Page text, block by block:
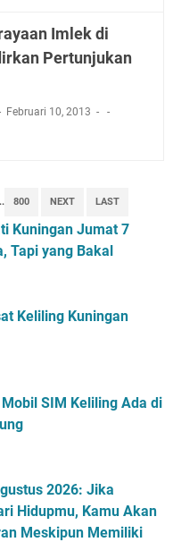
Kepuh Kuningan Kamis 6
Naik, Telur Turun
Kuningan Jumat 7 Agustus
Keliling Kuningan Jumat 7
Imlek di
Pertunjukan
Februari 10, 2013
800 NEXT LAST
Kuningan Jumat 7
Tapi yang Bakal
Keliling Kuningan
SIM Keliling Ada di
2026: Jika
Hidupmu, Kamu Akan
Meskipun Memiliki